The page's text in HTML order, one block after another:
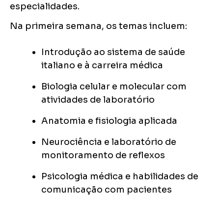
especialidades.
Na primeira semana, os temas incluem:
Introdução ao sistema de saúde
italiano e à carreira médica
Biologia celular e molecular com
atividades de laboratório
Anatomia e fisiologia aplicada
Neurociência e laboratório de
monitoramento de reflexos
Psicologia médica e habilidades de
comunicação com pacientes